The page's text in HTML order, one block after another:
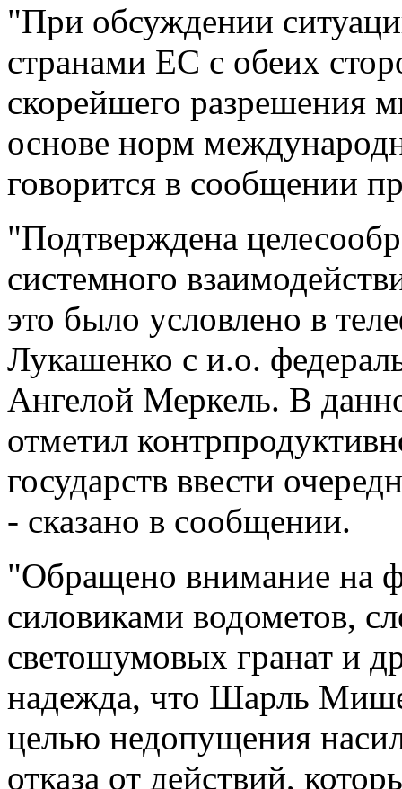
"При обсуждении
странами ЕС с обеих
скорейшего разрешения
основе норм
говорится в сообщении
"Подтверждена
системного
это было условлено в
Лукашенко с и.о.
Ангелой Меркель. В
отметил
государств ввести
- сказано в сообщении.
"Обращено внимание на
силовиками водометов,
светошумовых гранат и
надежда, что Шарль
целью недопущения
отказа от действий,